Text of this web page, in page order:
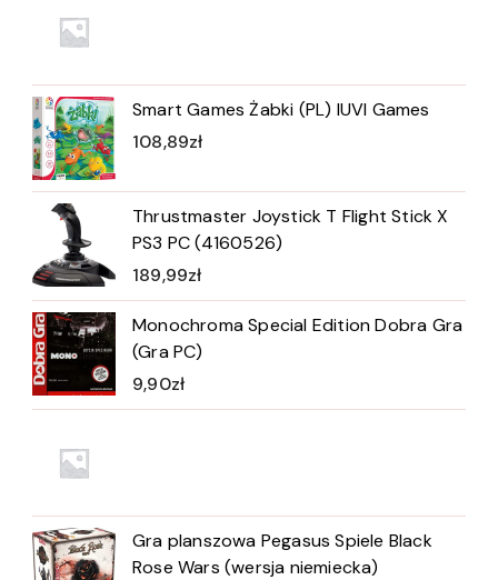
Smart Games Żabki (PL) IUVI Games
108,89zł
Thrustmaster Joystick T Flight Stick X
PS3 PC (4160526)
189,99zł
Monochroma Special Edition Dobra Gra
(Gra PC)
9,90zł
Gra planszowa Pegasus Spiele Black
Rose Wars (wersja niemiecka)